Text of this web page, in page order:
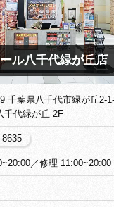
ル八千代緑が丘店
千葉県八千代市緑が丘2-
千代緑が丘 2F
8635
／修理 11:00~20:00